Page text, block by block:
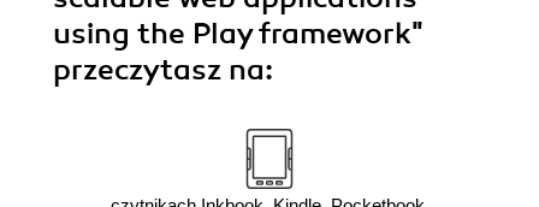
using the Play framework"
przeczytasz na: